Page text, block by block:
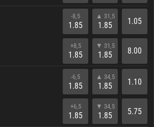
-8,5
1.85
+8,5
1.85
▲ 31,5
1.85
▼ 31,5
1.85
1.05
8.00
-6,5
1.85
+6,5
1.85
▲ 34,5
1.85
▼ 34,5
1.85
1.10
5.75